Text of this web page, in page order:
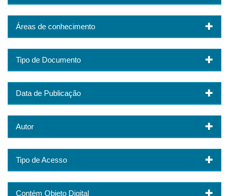
Áreas de conhecimento
Tipo de Documento
Data de Publicação
Autor
Tipo de Acesso
Contém Objeto Digital